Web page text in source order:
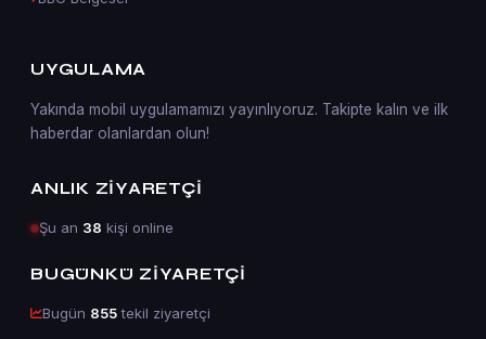
UYGULAMA
Yakında mobil uygulamamızı yayınlıyoruz. Takipte kalın ve ilk
haberdar olanlardan olun!
ANLIK ZIYARETÇI
Şu an 38 kişi online
BUGÜNKÜ ZIYARETÇI
Bugün 855 tekil ziyaretçi